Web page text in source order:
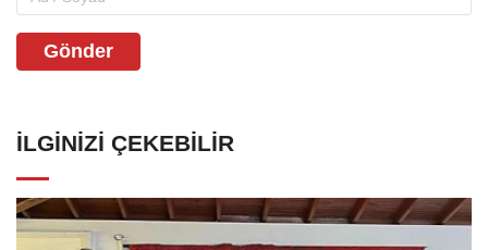
Gönder
İLGINIZI ÇEKEBILIR